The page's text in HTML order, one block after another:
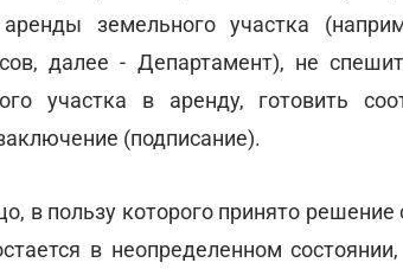
земельного участка
далее - Департамент), не
участка в аренду, готовить
(подписание).
в пользу которого принято
в неопределенном